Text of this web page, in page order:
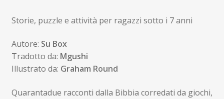
originale
era:
12,50€.
attuale
11,88€.
Storie, puzzle e attività per ragazzi sotto i 7 anni
Autore: Su Box
Tradotto da: Mgushi
Illustrato da: Graham Round
Quarantadue racconti dalla Bibbia corredati da giochi,